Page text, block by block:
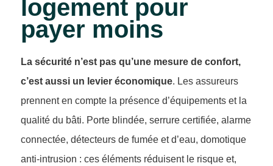
logement pour
payer moins
La sécurité n’est pas qu’une mesure de confort,
c’est aussi un levier économique. Les assureurs
prennent en compte la présence d’équipements et la
qualité du bâti. Porte blindée, serrure certifiée, alarme
connectée, détecteurs de fumée et d’eau, domotique
anti-intrusion : ces éléments réduisent le risque et,